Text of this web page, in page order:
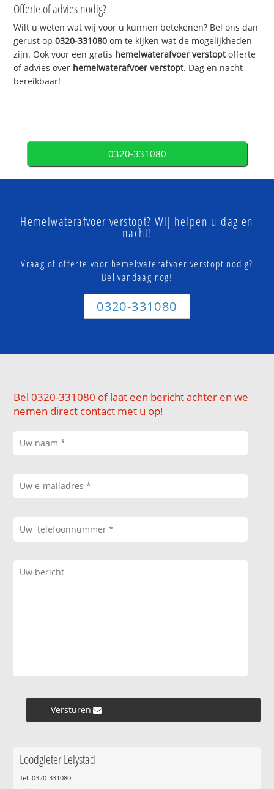
Offerte of advies nodig?
Wilt u weten wat wij voor u kunnen betekenen? Bel ons dan
gerust op0320-331080 om te kijken wat de mogelijkheden
zijn. Ook voor een gratis hemelwaterafvoer verstoptofferte
of advies over hemelwaterafvoer verstopt. Dag en nacht
bereikbaar!
0320-331080
Hemelwaterafvoer verstopt? Wij helpen u dag en
nacht!
Vraag of offerte voor hemelwaterafvoer verstopt nodig?
Bel vandaag nog!
0320-331080
Bel 0320-331080 of laat een bericht achter en we
nemen direct contact met u op!
Versturen »
Loodgieter Lelystad
Tel: 0320-331080